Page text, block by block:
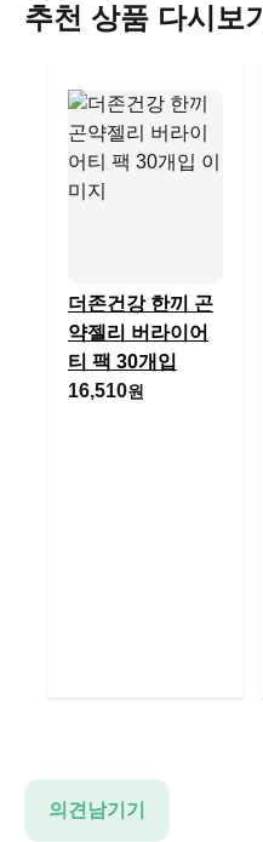
추천 상품 다시보기
더존건강 한끼 곤
약젤리 버라이어
티 팩 30개입
16,510원
의견남기기